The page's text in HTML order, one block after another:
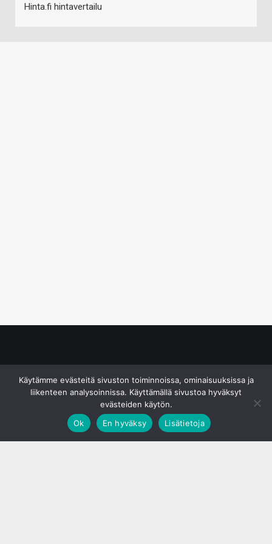
Hinta.fi hintavertailu
Käytämme evästeitä sivuston toiminnoissa, ominaisuuksissa ja
liikenteen analysoinnissa. Käyttämällä sivustoa hyväksyt
evästeiden käytön.
Ok
En hyväksy Lisätietoja